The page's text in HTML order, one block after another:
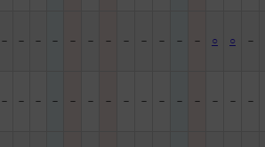
－ － － － － － － － － － － － ○ ○ －
－ － － － － － － － － － － － － － －